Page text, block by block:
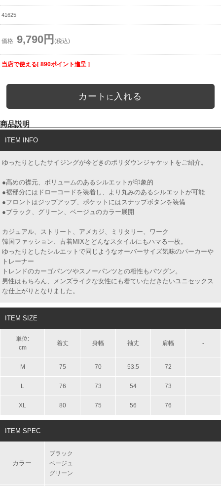
41625
価格 9,790円 (税込)
当店で使える[ 890ポイント進呈 ]
カート に 入れる
商品説明
ITEM INFO
ゆったりとしたサイジングが今どきのポリダウンジャケットをご紹介。
●高めの襟元、ボリュームのあるシルエットが印象的
●裾部分にはドローコードを装着し、より丸みのあるシルエットが可能
●フロントはジップアップ、ポケットにはスナップボタンを装備
●ブラック、グリーン、ベージュのカラー展開
カジュアル、ストリート、アメカジ、ミリタリー、ワーク
韓国ファッション、古着MIXとどんなスタイルにもハマる一枚。
ゆったりとしたシルエットで同じようなオーバーサイズ気味のパーカーや
トレーナー
トレンドのカーゴパンツやスノーパンツとの相性もバツグン。
男性はもちろん、メンズライクな女性にも着ていただきたいユニセックス
な仕上がりとなりました。
ITEM SIZE
単位:
cm
着丈 身幅 袖丈 肩幅 -
M 75 70 53.5 72
L 76 73 54 73
XL 80 75 56 76
ITEM SPEC
カラー
ブラック
ベージュ
グリーン